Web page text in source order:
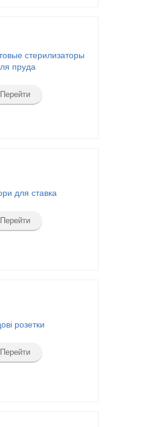
стерилизаторы
пруда
Перейти
для ставка
Перейти
розетки
Перейти